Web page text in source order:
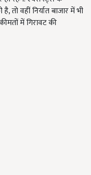
वहीं निर्यात बाजार में भी
में गिरावट की